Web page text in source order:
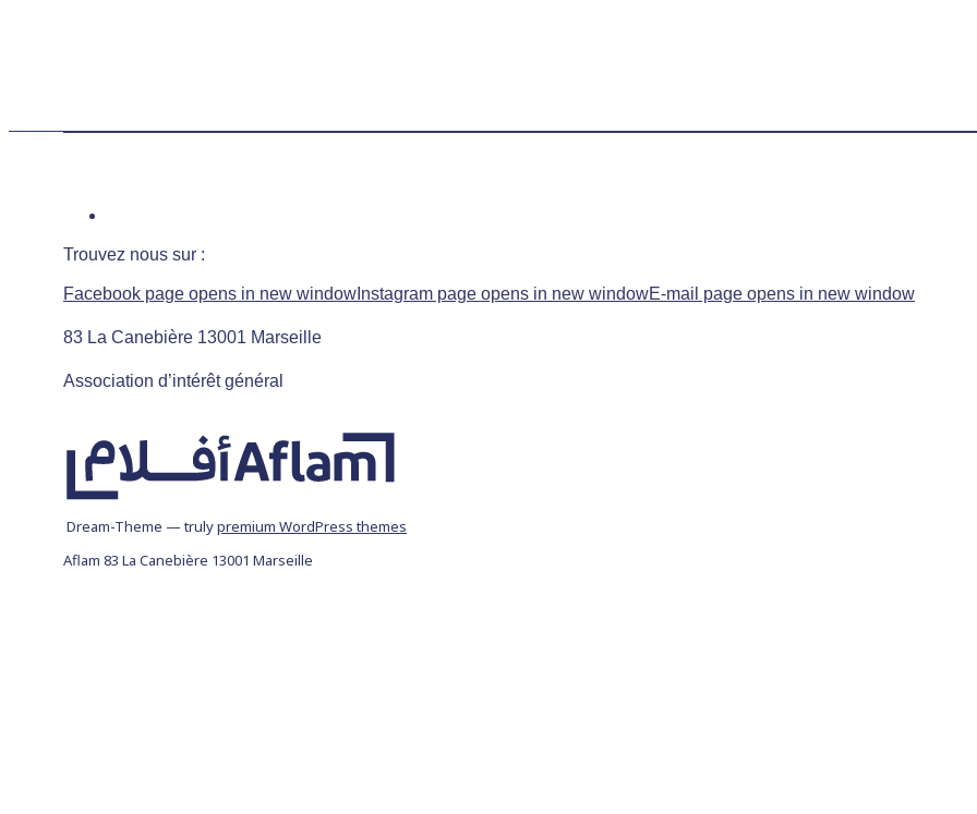
Trouvez nous sur :
Facebook page opens in new window Instagram page opens in new windowE-mail page opens in new window
83 La Canebière 13001 Marseille
Association d’intérêt général
Dream-Theme — trulypremium WordPress themes
Aflam 83 La Canebière 13001 Marseille